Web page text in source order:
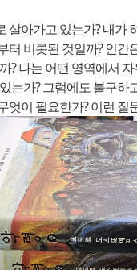
살아가고 있는가? 내가
터 비롯된 것일까? 인간
? 나는 어떤 영역에서
는가? 그럼에도 불구하
엇이 필요한가? 이런 질